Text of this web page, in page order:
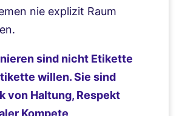
nie explizit Raum
sind nicht Etikette
willen. Sie sind
von Haltung, Respekt
Kompete